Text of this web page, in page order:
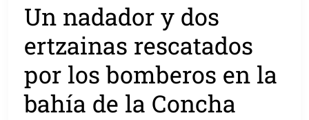
Un nadador y dos
ertzainas rescatados
por los bomberos en la
bahía de la Concha